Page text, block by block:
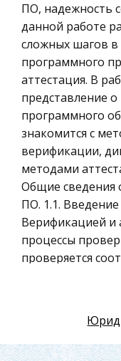
Экономико-
Российское
Искусство
Физкультура
Гражданская
Геология
Религия
Уголовный
Таможенное
Архитектура
ПО, надежность
данной работе
сложных шагов в
программного
аттестация. В
представление
программного
знакомится с
верификации,
методами
Общие сведения
ПО. 1.1.
Верификацией и
процессы
проверяется
Верификация и
цикл жизни ПО –